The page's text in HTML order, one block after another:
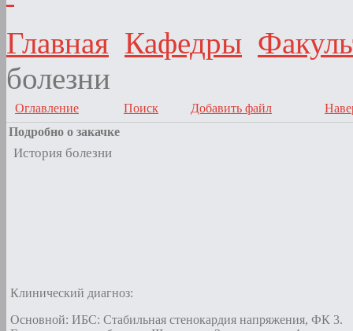
Главная Кафедры
болезни
Оглавление Поиск Добавить файл
Подробно о закачке
История болезни
Клинический диагноз:
Основной: ИБС: Стабильная стенокардия напряжения, ФК 3.